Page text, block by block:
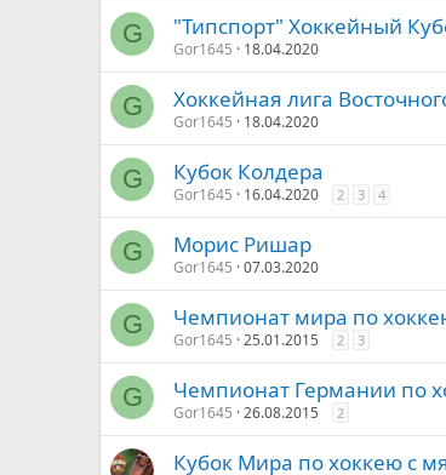
G "Типспорт" Хоккейный
Gor1645 18.04.2020
G Хоккейная лига
Gor1645 18.04.2020
G Кубок Колдера
Gor1645 16.04.2020 2 3 4
G Морис Ришар
Gor1645 07.03.2020
G Чемпионат мира по
Gor1645 25.01.2015 2 3
G Чемпионат Германии по
Gor1645 26.08.2015 2
Кубок Мира по хоккею с